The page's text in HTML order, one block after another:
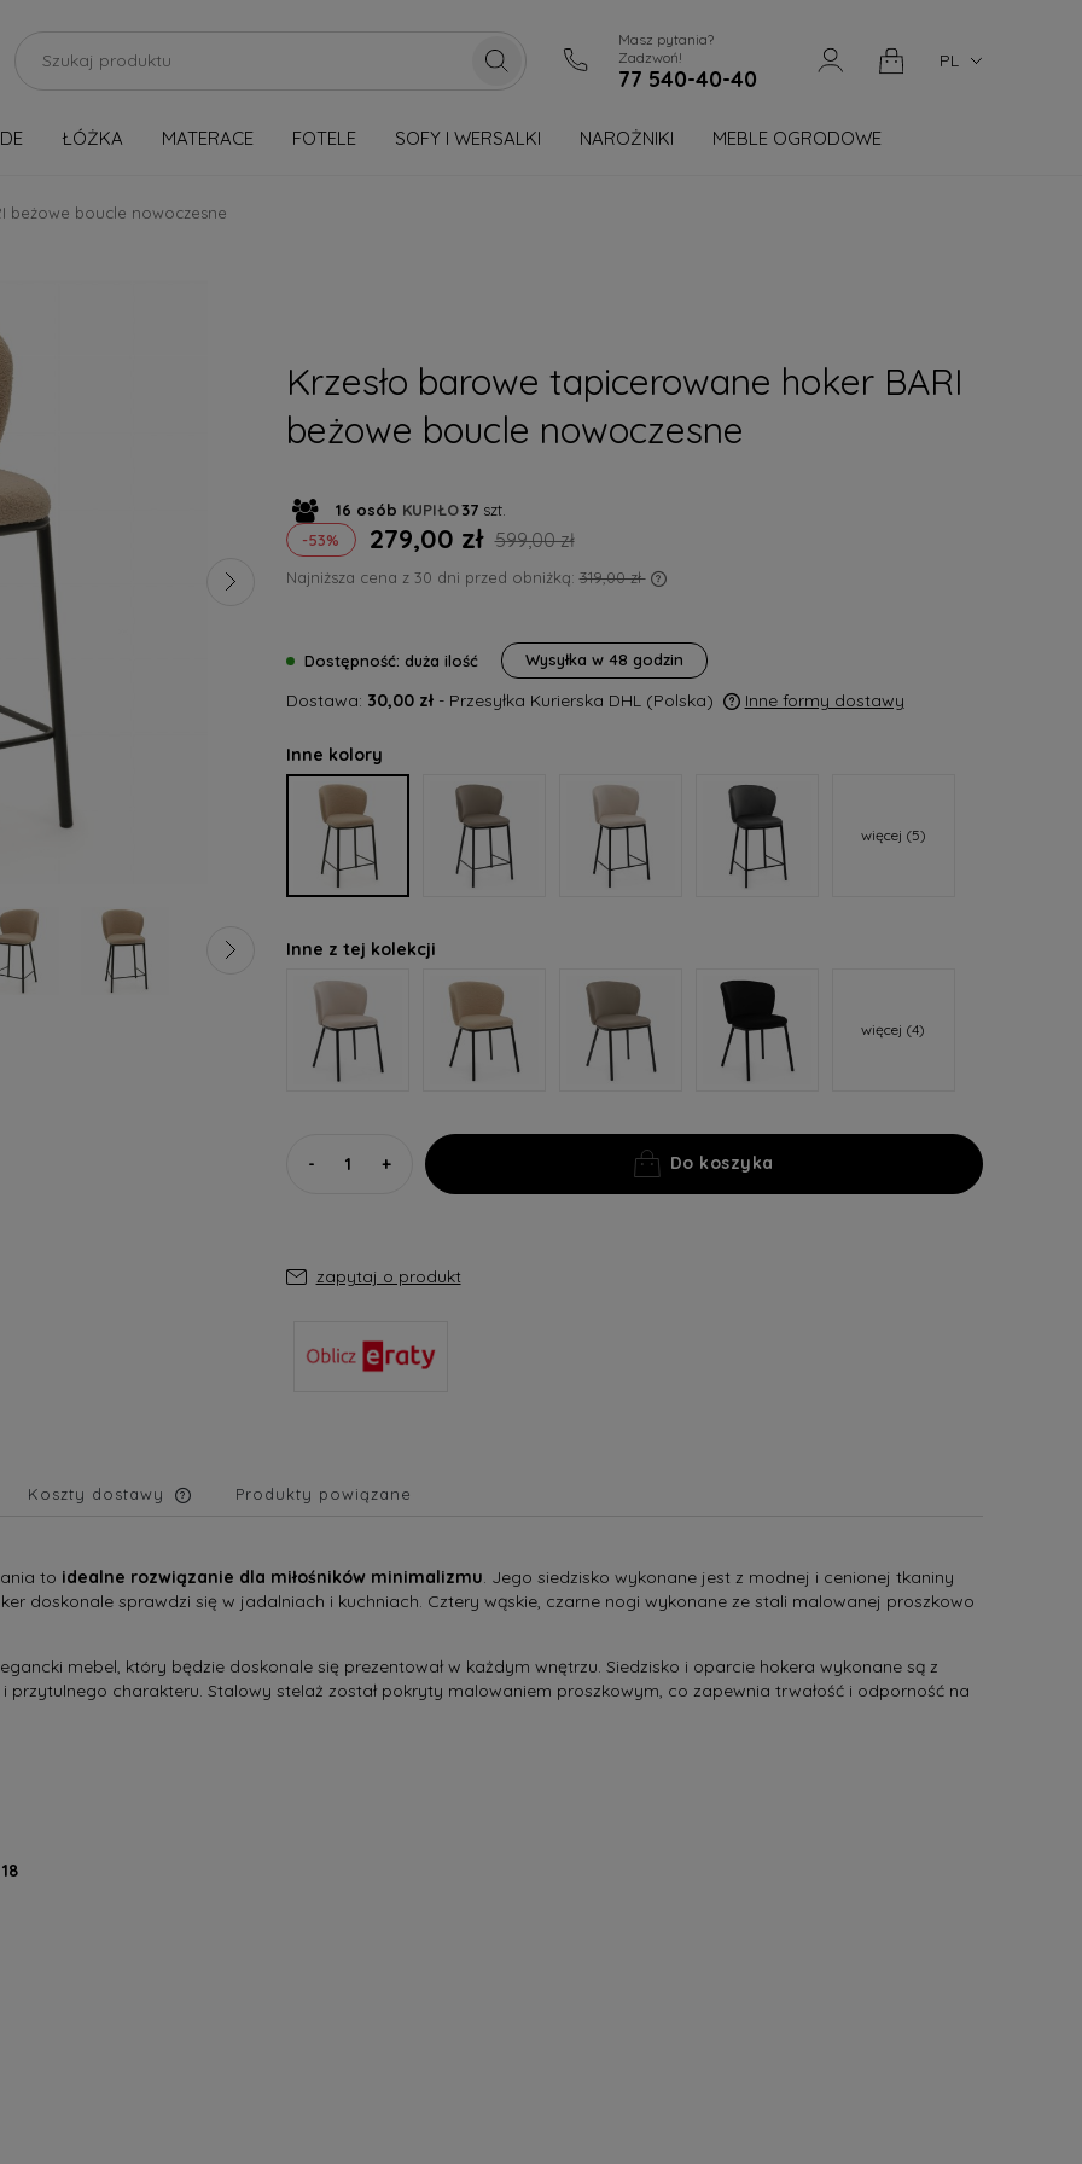
Masz pytania?
Zadzwoń!
77 540-40-40
PL
ŁÓŻKA MATERACE FOTELE SOFY I WERSALKI NAROŻNIKI
MEBLE OGRODOWE
beżowe boucle nowoczesne
Krzesło barowe tapicerowane hoker BARI
beżowe boucle nowoczesne
16 osób KUPIŁO37 szt.
-53%
279,00 zł 599,00 zł
Najniższa cena z 30 dni przed obniżką:319,00 zł
niż 30 dni, wyświetlana jest najniższa
cena od momentu, kiedy produkt
pojawił się w sprzedaży.
Dostępność: duża ilość Wysyłka w 48 godzin
Dostawa: 30,00 zł - Przesyłka Kurierska DHL (Polska)
płatności
Inne formy dostawy
Inne kolory
więcej (5)
Inne z tej kolekcji
więcej (4)
+
- Do koszyka
zapytaj o produkt
Koszty dostawy
kosztów płatności
Produkty powiązane
to idealne rozwiązanie dla miłośników minimalizmu. Jego siedzisko wykonane jest z modnej i cenionej tkaniny
doskonale sprawdzi się w jadalniach i kuchniach. Cztery wąskie, czarne nogi wykonane ze stali malowanej proszkowo
mebel, który będzie doskonale się prezentował w każdym wnętrzu. Siedzisko i oparcie hokera wykonane są z
charakteru. Stalowy stelaż został pokryty malowaniem proszkowym, co zapewnia trwałość i odporność na